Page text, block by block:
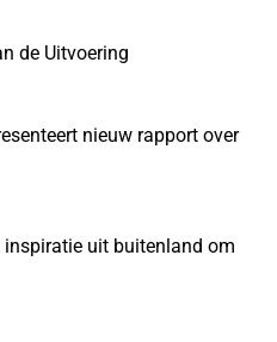
de Uitvoering
nieuw rapport over
uit buitenland om